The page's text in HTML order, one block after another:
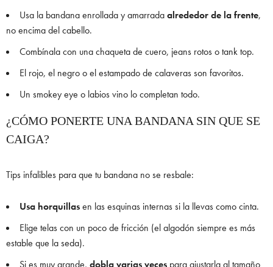
Usa la bandana enrollada y amarradaalrededor de la frente,
no encima del cabello.
Combínala con una chaqueta de cuero, jeans rotos o tank top.
El rojo, el negro o el estampado de calaveras son favoritos.
Un smokey eye o labios vino lo completan todo.
¿CÓMO PONERTE UNA BANDANA SIN QUE SE
CAIGA?
Tips infalibles para que tu bandana no se resbale:
Usa horquillasen las esquinas internas si la llevas como cinta.
Elige telas con un poco de fricción (el algodón siempre es más
estable que la seda).
Si es muy grande, dobla varias veces para ajustarla al tamaño